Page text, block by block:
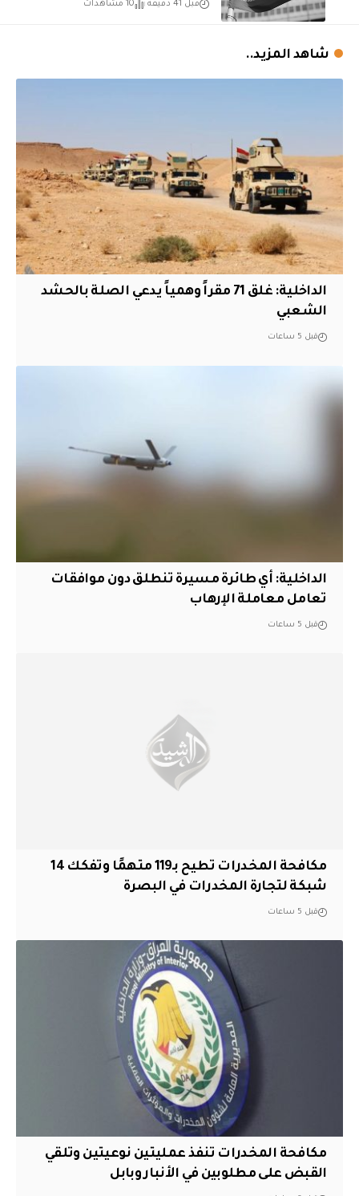
قبل 41 دقيقة 10 مشاهدات
شاهد المزيد..
الداخلية: غلق 71 مقراً وهمياً يدعي الصلة بالحشد
الشعبي
قبل 5 ساعات
الداخلية: أي طائرة مسيرة تنطلق دون موافقات
تعامل معاملة الإرهاب
قبل 5 ساعات
مكافحة المخدرات تطيح بـ119 متهمًا وتفكك 14
شبكة لتجارة المخدرات في البصرة
قبل 5 ساعات
مكافحة المخدرات تنفذ عمليتين نوعيتين وتلقي
القبض على مطلوبين في الأنبار وبابل